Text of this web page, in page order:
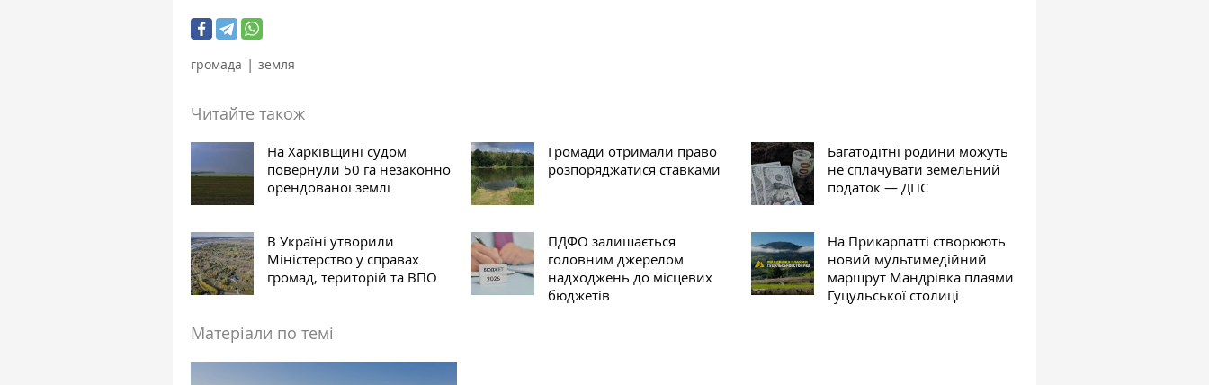
громада | земля
Читайте також
На Харківщині судом
повернули 50 га незаконно
орендованої землі
Громади отримали право
розпоряджатися ставками
Багатодітні родини можуть
не сплачувати земельний
податок — ДПС
В Україні утворили
Міністерство у справах
громад, територій та ВПО
ПДФО залишається
головним джерелом
надходжень до місцевих
бюджетів
На Прикарпатті створюють
новий мультимедійний
маршрут Мандрівка плаями
Гуцульської столиці
Матеріали по темі